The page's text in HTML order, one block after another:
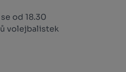
od 18.30
volejbalistek